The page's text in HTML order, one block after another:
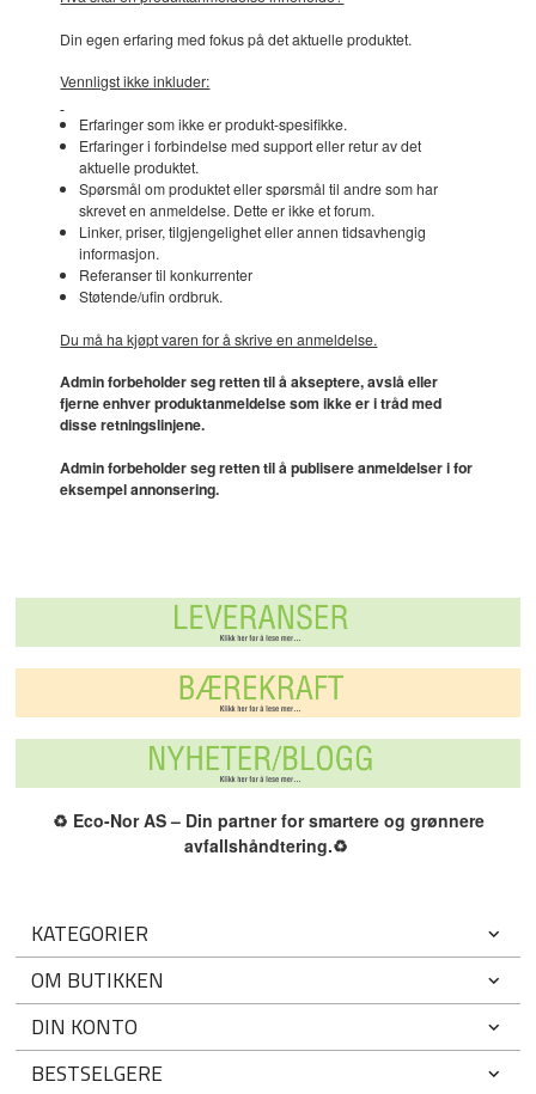
Din egen erfaring med fokus på det aktuelle produktet.
Vennligst ikke inkluder:
Erfaringer som ikke er produkt-spesifikke.
Erfaringer i forbindelse med support eller retur av det
aktuelle produktet.
Spørsmål om produktet eller spørsmål til andre som har
skrevet en anmeldelse. Dette er ikke et forum.
Linker, priser, tilgjengelighet eller annen tidsavhengig
informasjon.
Referanser til konkurrenter
Støtende/ufin ordbruk.
Du må ha kjøpt varen for å skrive en anmeldelse.
Admin forbeholder seg retten til å akseptere, avslå eller
fjerne enhver produktanmeldelse som ikke er i tråd med
disse retningslinjene.
Admin forbeholder seg retten til å publisere anmeldelser i for
eksempel annonsering.
♻️ Eco-Nor AS – Din partner for smartere og grønnere
avfallshåndtering.♻️
KATEGORIER
OM BUTIKKEN
DIN KONTO
BESTSELGERE